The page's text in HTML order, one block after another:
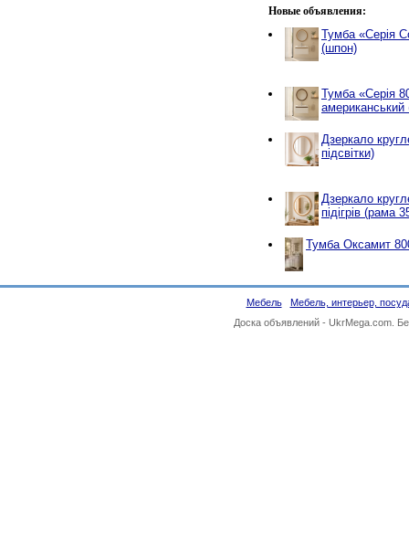
Новые объявления:
Тумба «Серія
(шпон)
Тумба «Серія
Дзеркало
підсвітки)
Дзеркало
підігрів (рама
Тумба Оксамит
Мебель
Мебель, интерьер,
Доска объявлений - UkrMega.com.